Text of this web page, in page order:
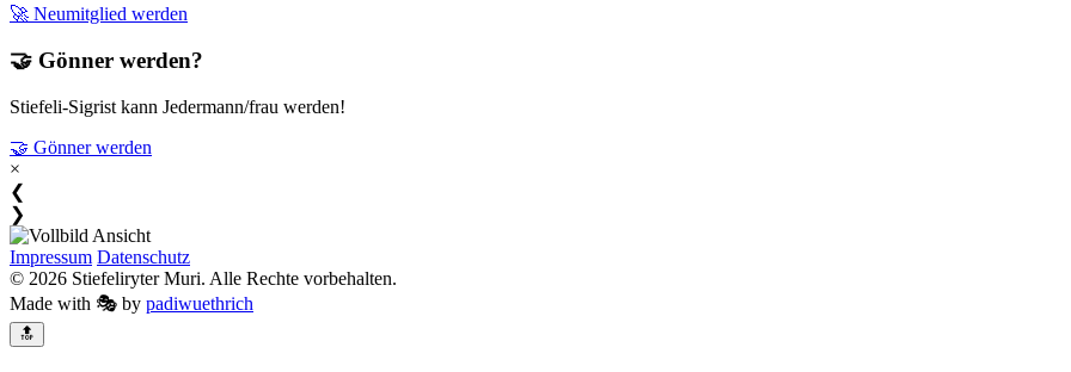
🚀 Neumitglied werden
🤝 Gönner werden?
Stiefeli-Sigrist kann Jedermann/frau werden!
🤝 Gönner werden
×
❮
❯
Impressum Datenschutz
© 2026 Stiefeliryter Muri. Alle Rechte vorbehalten.
Made with 🎭 by padiwuethrich
🔝️